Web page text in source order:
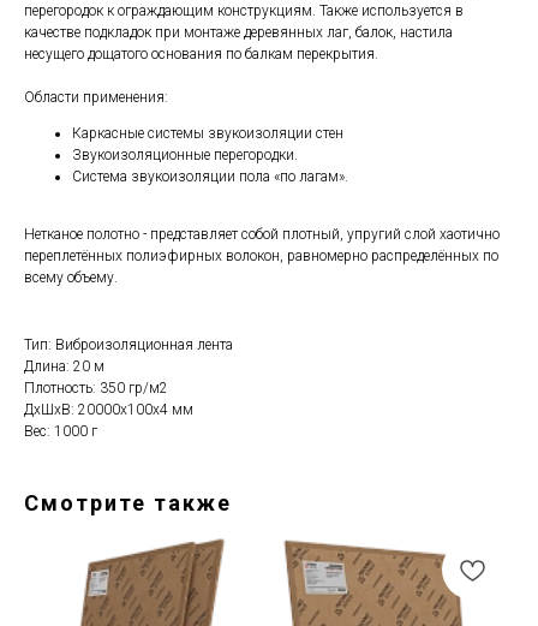
перегородок к ограждающим конструкциям. Также используется в
качестве подкладок при монтаже деревянных лаг, балок, настила
несущего дощатого основания по балкам перекрытия.
Области применения:
Каркасные системы звукоизоляции стен
Звукоизоляционные перегородки.
Система звукоизоляции пола «по лагам».
Нетканое полотно - представляет собой плотный, упругий слой хаотично
переплетённых полиэфирных волокон, равномерно распределённых по
всему объему.
Тип: Виброизоляционная лента
Длина: 20 м
Плотность: 350 гр/м2
ДxШxВ: 20000x100x4 мм
Вес: 1000 г
Смотрите также